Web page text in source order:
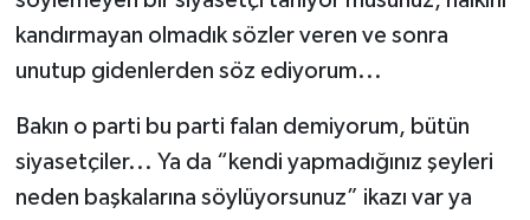
kandırmayan olmadık sözler veren ve sonra
unutup gidenlerden söz ediyorum...
Bakın o parti bu parti falan demiyorum, bütün
siyasetçiler... Ya da “kendi yapmadığınız şeyleri
neden başkalarına söylüyorsunuz” ikazı var ya